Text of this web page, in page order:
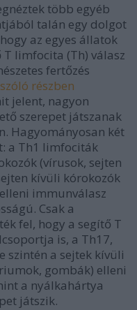
több egyéb
talán egy dolgot
az egyes állatok
limfocita (Th) válasz
fertőzés
részben
jelent, nagyon
szerepet játszanak
Hagyományosan két
a Th1 limfociták
(vírusok, sejten
kívüli kórokozók
immunválasz
Csak a
fel, hogy a segítő T
is, a Th17,
szintén a sejtek kívüli
gombák) elleni
a nyálkahártya
játszik.